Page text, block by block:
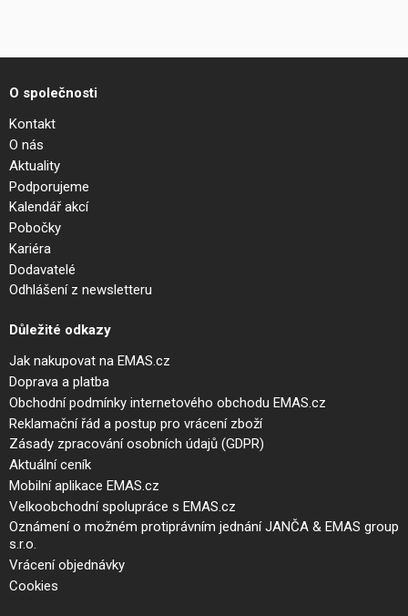
O společnosti
Kontakt
O nás
Aktuality
Podporujeme
Kalendář akcí
Pobočky
Kariéra
Dodavatelé
Odhlášení z newsletteru
Důležité odkazy
Jak nakupovat na EMAS.cz
Doprava a platba
Obchodní podmínky internetového obchodu EMAS.cz
Reklamační řád a postup pro vrácení zboží
Zásady zpracování osobních údajů (GDPR)
Aktuální ceník
Mobilní aplikace EMAS.cz
Velkoobchodní spolupráce s EMAS.cz
Oznámení o možném protiprávním jednání JANČA & EMAS group
s.r.o.
Vrácení objednávky
Cookies